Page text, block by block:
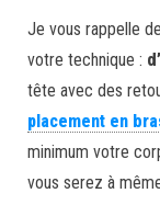
Je vous rappelle
votre technique :
tête avec des
placement en
minimum votre
vous serez à